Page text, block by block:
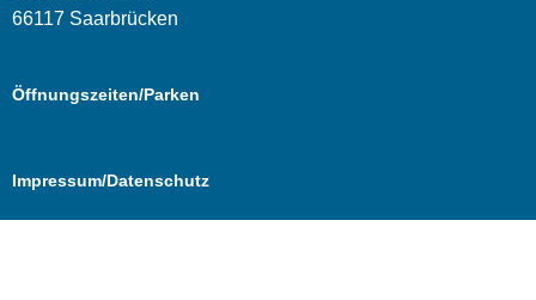
66117 Saarbrücken
Öffnungszeiten/Parken
Impressum/Datenschutz